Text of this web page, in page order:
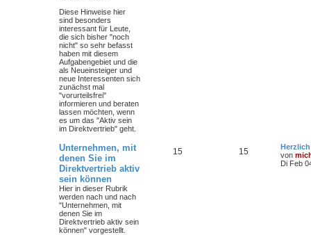
Diese Hinweise hier
sind besonders
interessant für Leute,
die sich bisher "noch
nicht" so sehr befasst
haben mit diesem
Aufgabengebiet und die
als Neueinsteiger und
neue Interessenten sich
zunächst mal
"vorurteilsfrei"
informieren und beraten
lassen möchten, wenn
es um das "Aktiv sein
im Direktvertrieb" geht.
Unternehmen, mit
denen Sie im
Direktvertrieb aktiv
sein können
Hier in dieser Rubrik
werden nach und nach
"Unternehmen, mit
denen Sie im
Direktvertrieb aktiv sein
können" vorgestellt.
15 15
von
Di Feb